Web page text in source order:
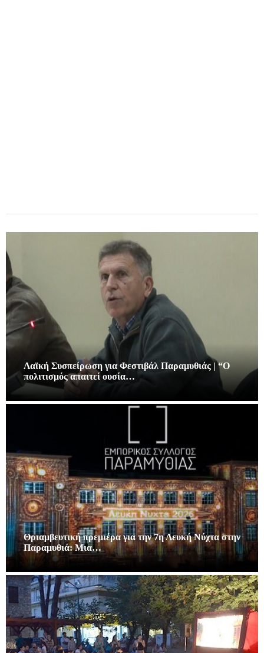
Λαϊκή Συσπείρωση για Φεστιβάλ Παραμυθιάς | “Ο
πολιτισμός απαιτεί ουσία…
Θριαμβευτική πρεμιέρα για την 7η Λευκή Νύχτα στην
Παραμυθιά: Μια…